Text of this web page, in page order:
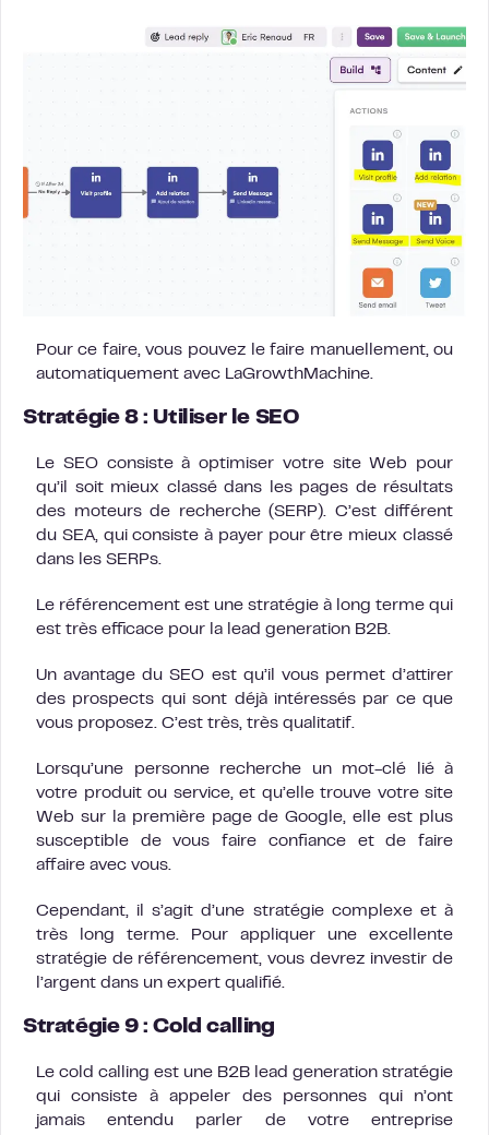
Pour ce faire, vous pouvez le faire manuellement, ou
automatiquement avec LaGrowthMachine.
Stratégie 8 : Utiliser le SEO
Le SEO consiste à optimiser votre site Web pour
qu’il soit mieux classé dans les pages de résultats
des moteurs de recherche (SERP). C’est différent
du SEA, qui consiste à payer pour être mieux classé
dans les SERPs.
Le référencement est une stratégie à long terme qui
est très efficace pour la lead generation B2B.
Un avantage du SEO est qu’il vous permet d’attirer
des prospects qui sont déjà intéressés par ce que
vous proposez. C’est très, très qualitatif.
Lorsqu’une personne recherche un mot-clé lié à
votre produit ou service, et qu’elle trouve votre site
Web sur la première page de Google, elle est plus
susceptible de vous faire confiance et de faire
affaire avec vous.
Cependant, il s’agit d’une stratégie complexe et à
très long terme. Pour appliquer une excellente
stratégie de référencement, vous devrez investir de
l’argent dans un expert qualifié.
Stratégie 9 :Cold calling
Le cold calling est une B2B lead generation stratégie
qui consiste à appeler des personnes qui n’ont
jamais entendu parler de votre entreprise